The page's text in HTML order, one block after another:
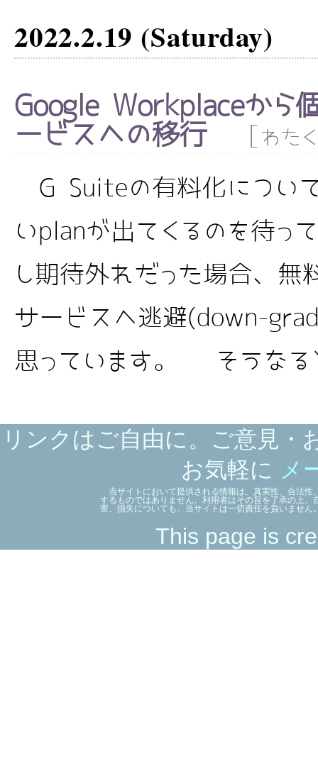
2022.2.19 (Saturday)
Google Workplaceから
ービスへの移行
わた
G Suiteの有料化につい
いplanが出てくるのを待っ
し期待外れだった場合、無
サービスへ逃避(down-
思っています。 そうなる
リンクはご自由に。ご意見・
お気軽に メ
当サイトにおいて提供される情報は、真実性、合法性
するものではありません。利用者はその旨を了承の上
害、損失についても、当サイトは一切責任を負いません
This page is